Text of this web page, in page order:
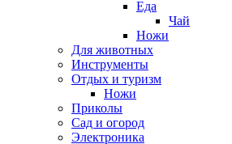
Еда
Чай
Ножи
Для животных
Инструменты
Отдых и туризм
Ножи
Приколы
Сад и огород
Электроника